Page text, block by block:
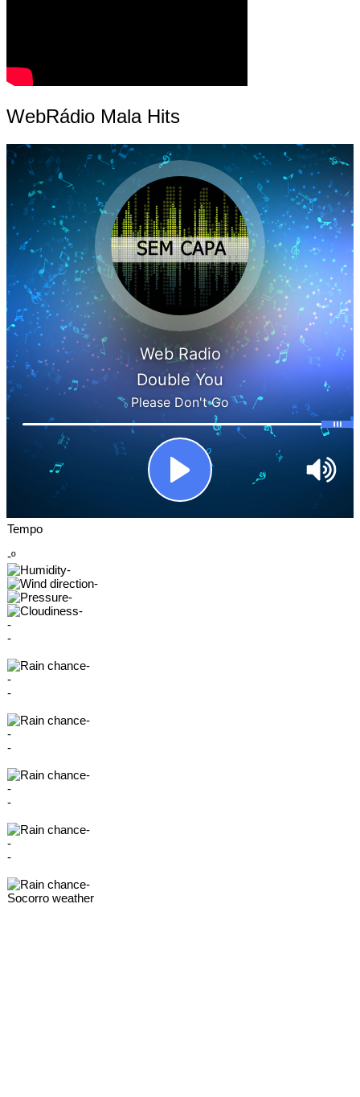
WebRádio Mala Hits
Tempo
-º
-
-
-
-
-
-
-
-
-
-
-
-
-
-
-
-
-
-
-
Socorro weather